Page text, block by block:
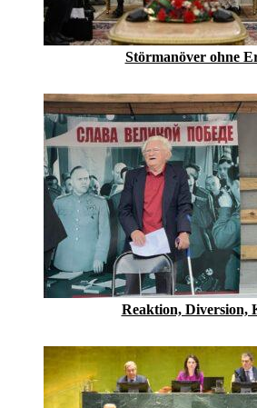
Störmanöver ohne
Reaktion, Diversion,